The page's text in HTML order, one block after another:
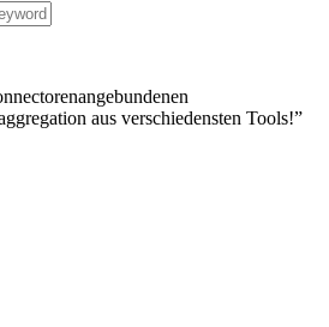
angebundenen
aus verschiedensten Tools!”